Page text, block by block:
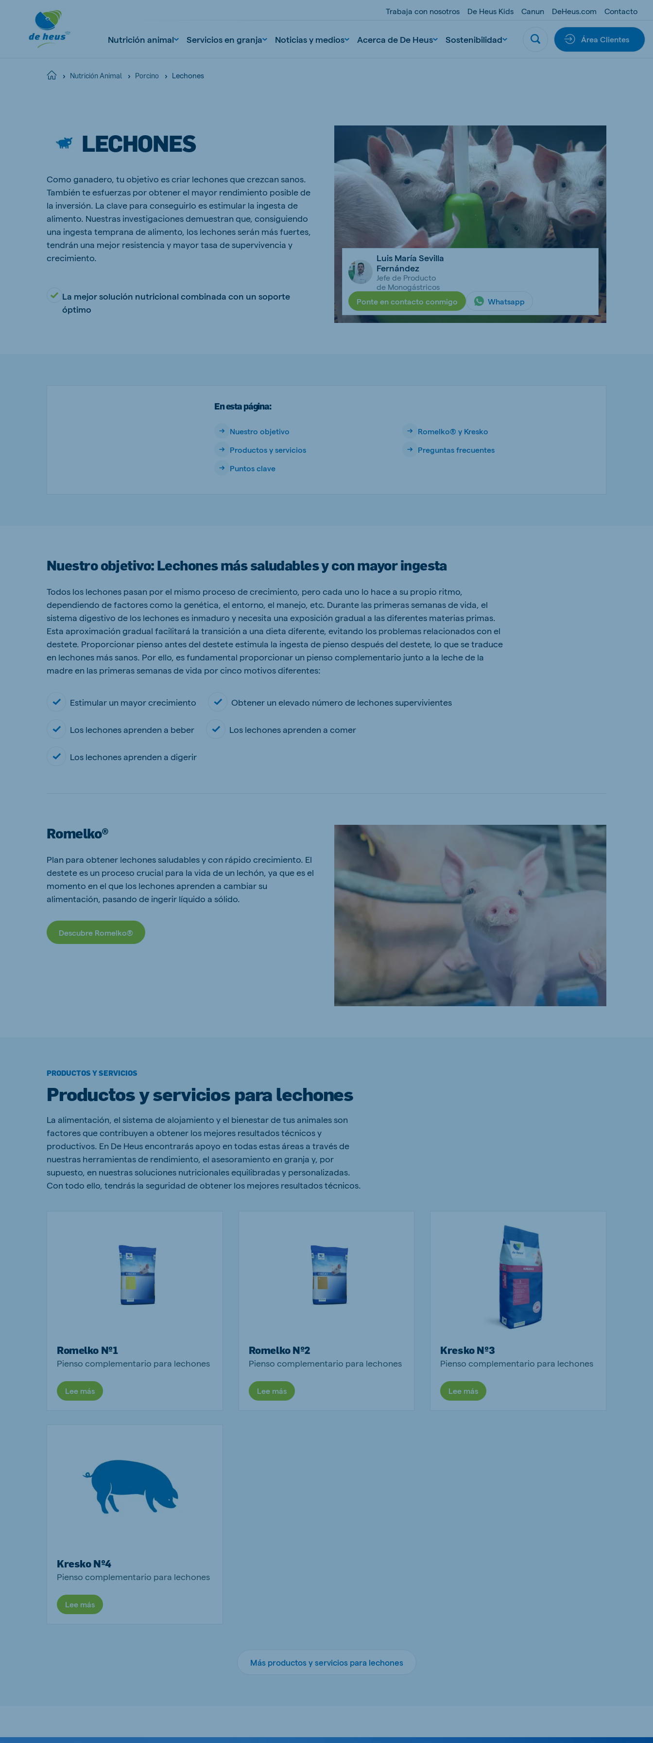
Trabaja con nosotros De Heus Kids Canun DeHeus.com Contacto
Nutrición animal Servicios en granja Noticias y medios Acerca de De Heus Sostenibilidad Área Clientes
Home Nutrición Animal Porcino Lechones
LECHONES
Como ganadero, tu objetivo es criar lechones que crezcan sanos.
También te esfuerzas por obtener el mayor rendimiento posible de
la inversión. La clave para conseguirlo es estimular la ingesta de
alimento. Nuestras investigaciones demuestran que, consiguiendo
una ingesta temprana de alimento, los lechones serán más fuertes,
tendrán una mejor resistencia y mayor tasa de supervivencia y
crecimiento.
La mejor solución nutricional combinada con un soporte
óptimo
Luis María Sevilla
Fernández
Jefe de Producto
de Monogástricos
Ponte en contacto conmigo
Whatsapp
En esta página:
Nuestro objetivo
Romelko® y Kresko
Productos y servicios
Preguntas frecuentes
Puntos clave
Nuestro objetivo: Lechones más saludables y con mayor ingesta
Todos los lechones pasan por el mismo proceso de crecimiento, pero cada uno lo hace a su propio ritmo,
dependiendo de factores como la genética, el entorno, el manejo, etc. Durante las primeras semanas de vida, el
sistema digestivo de los lechones es inmaduro y necesita una exposición gradual a las diferentes materias primas.
Esta aproximación gradual facilitará la transición a una dieta diferente, evitando los problemas relacionados con el
destete. Proporcionar pienso antes del destete estimula la ingesta de pienso después del destete, lo que se traduce
en lechones más sanos. Por ello, es fundamental proporcionar un pienso complementario junto a la leche de la
madre en las primeras semanas de vida por cinco motivos diferentes:
Estimular un mayor crecimiento Obtener un elevado número de lechones supervivientes
Los lechones aprenden a beber Los lechones aprenden a comer
Los lechones aprenden a digerir
Romelko®
Plan para obtener lechones saludables y con rápido crecimiento. El
destete es un proceso crucial para la vida de un lechón, ya que es el
momento en el que los lechones aprenden a cambiar su
alimentación, pasando de ingerir líquido a sólido.
Descubre Romelko®
PRODUCTOS Y SERVICIOS
Productos y servicios para lechones
La alimentación, el sistema de alojamiento y el bienestar de tus animales son
factores que contribuyen a obtener los mejores resultados técnicos y
productivos. En De Heus encontrarás apoyo en todas estas áreas a través de
nuestras herramientas de rendimiento, el asesoramiento en granja y, por
supuesto, en nuestras soluciones nutricionales equilibradas y personalizadas.
Con todo ello, tendrás la seguridad de obtener los mejores resultados técnicos.
Romelko Nº1
Pienso complementario para lechones
Lee más
Romelko Nº2
Pienso complementario para lechones
Lee más
Kresko Nº3
Pienso complementario para lechones
Lee más
Kresko Nº4
Pienso complementario para lechones
Lee más
Más productos y servicios para lechones
Dutch Polish
Portugal
Portuguese
Czech Republic Serbia
Hungary
Hungarian
Slovakia
Slovak
Vietnam
Vietnamese
Myanmar Indonesia
Indonesian